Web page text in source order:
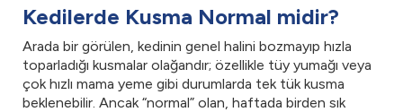
Kedilerde Kusma Normal midir?
Arada bir görülen, kedinin genel halini bozmayıp hızla
toparladığı kusmalar olağandır; özellikle tüy yumağı veya
çok hızlı mama yeme gibi durumlarda tek tük kusma
beklenebilir. Ancak “normal” olan, haftada birden sık